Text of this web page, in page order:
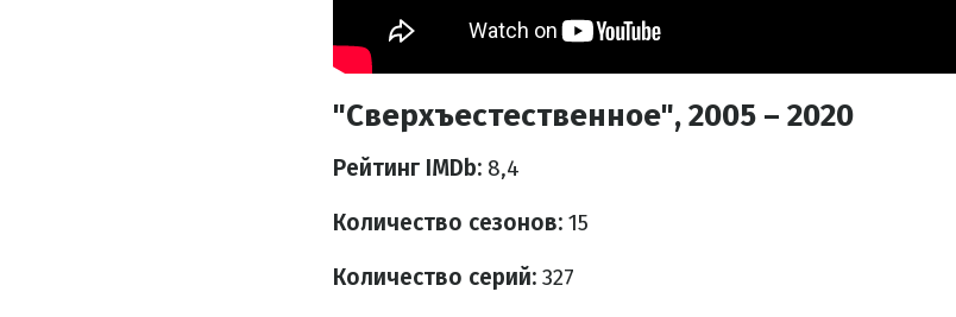
"Сверхъестественное", 2005 – 2020
Рейтинг IMDb: 8,4
Количество сезонов: 15
Количество серий: 327